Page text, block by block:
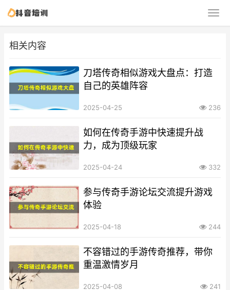
相关内容
刀塔传奇相似游戏大盘点：打造
自己的英雄阵容
2025-04-25 236
如何在传奇手游中快速提升战
力，成为顶级玩家
2025-04-24 332
参与传奇手游论坛交流提升游戏
体验
2025-04-18 244
不容错过的手游传奇推荐，带你
重温激情岁月
2025-04-08 241